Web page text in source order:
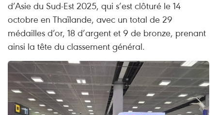
d’Asie du Sud-Est 2025, qui s’est clôturé le 14
octobre en Thaïlande, avec un total de 29
médailles d’or, 18 d’argent et 9 de bronze, prenant
ainsi la tête du classement général.